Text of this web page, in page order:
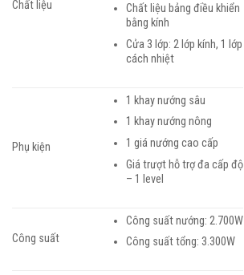
Chất liệu
Chất liệu bảng điều khiển
bằng kính
Cửa 3 lớp: 2 lớp kính, 1 lớp
cách nhiệt
Phụ kiện
1 khay nướng sâu
1 khay nướng nông
1 giá nướng cao cấp
Giá trượt hỗ trợ đa cấp độ
– 1 level
Công suất
Công suất nướng: 2.700W
Công suất tổng: 3.300W